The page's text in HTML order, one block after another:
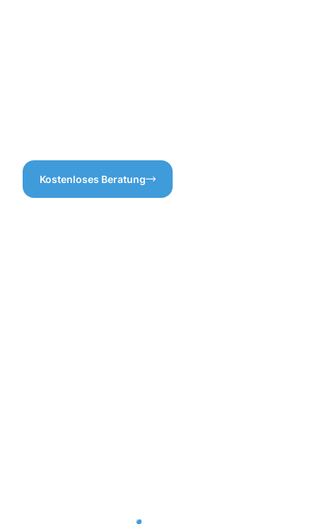
Kostenloses Beratung